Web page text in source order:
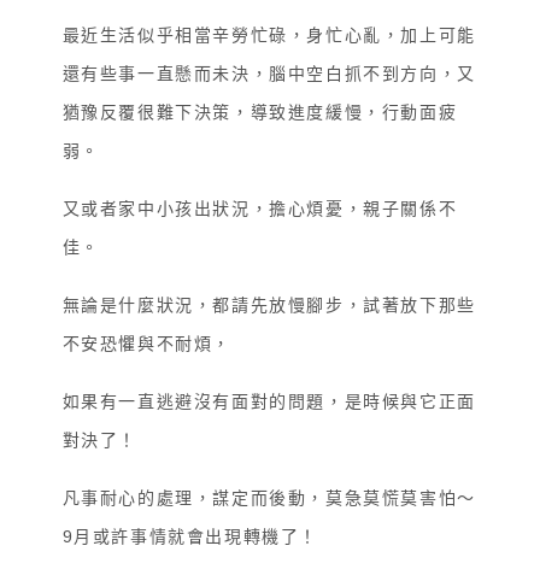
最近生活似乎相當辛勞忙碌，身忙心亂，加上可能
還有些事一直懸而未決，腦中空白抓不到方向，又
猶豫反覆很難下決策，導致進度緩慢，行動面疲
弱。
又或者家中小孩出狀況，擔心煩憂，親子關係不
佳。
無論是什麼狀況，都請先放慢腳步，試著放下那些
不安恐懼與不耐煩，
如果有一直逃避沒有面對的問題，是時候與它正面
對決了！
凡事耐心的處理，謀定而後動，莫急莫慌莫害怕～
9月或許事情就會出現轉機了！